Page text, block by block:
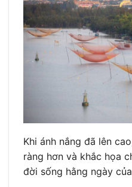
Khi ánh nắng đã lên
ràng hơn và khắc họa
đời sống hằng ngày